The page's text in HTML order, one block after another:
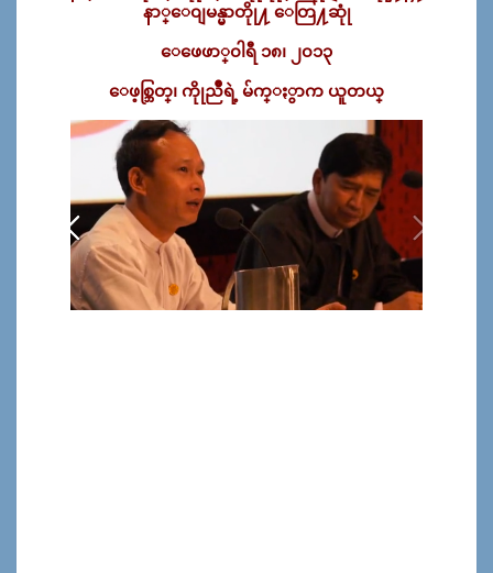
နာ္ေ၀ျမန္မာတိုု႔ ေတြ႔ဆုုံ
ေဖေဖာ္၀ါရီ ၁၈၊ ၂၀၁၃
ေဖ့စ္ဘြတ္၊ ကိုုညဳိရဲ့ မ်က္ႏွာက ယူတယ္